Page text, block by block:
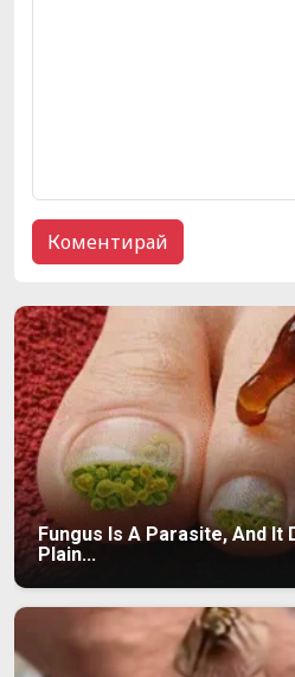
Fungus Is A Parasite, And It
Plain...